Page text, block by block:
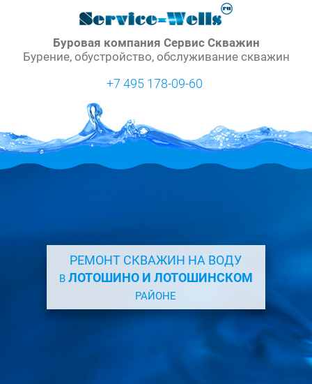
Буровая компания Сервис Скважин
Бурение, обустройство, обслуживание скважин
+7 495 178-09-60
РЕМОНТ СКВАЖИН НА ВОДУ
ВЛОТОШИНО И ЛОТОШИНСКОМ
РАЙОНЕ